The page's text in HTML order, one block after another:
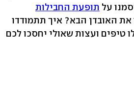
על תופעת החבילות
את האובדן הבא? איך תתמודדו
טיפים ועצות שאולי יחסכו לכם